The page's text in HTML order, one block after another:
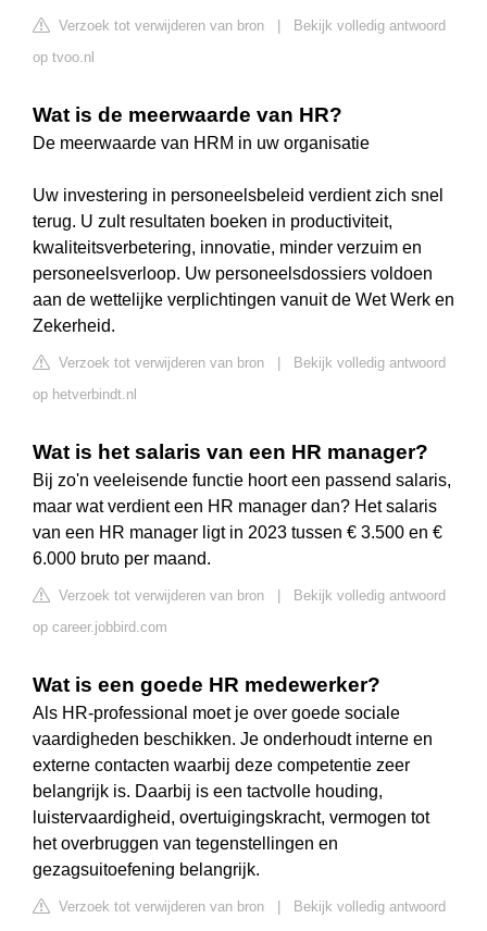
Verzoek tot verwijderen van bron
Bekijk volledig antwoord
op tvoo.nl
Wat is de meerwaarde van HR?
De meerwaarde van HRM in uw organisatie
Uw investering in personeelsbeleid verdient zich snel
terug. U zult resultaten boeken in productiviteit,
kwaliteitsverbetering, innovatie, minder verzuim en
personeelsverloop. Uw personeelsdossiers voldoen
aan de wettelijke verplichtingen vanuit de Wet Werk en
Zekerheid.
Verzoek tot verwijderen van bron
Bekijk volledig antwoord
op hetverbindt.nl
Wat is het salaris van een HR manager?
Bij zo'n veeleisende functie hoort een passend salaris,
maar wat verdient een HR manager dan? Het salaris
van een HR manager ligt in 2023 tussen € 3.500 en €
6.000 bruto per maand.
Verzoek tot verwijderen van bron
Bekijk volledig antwoord
op career.jobbird.com
Wat is een goede HR medewerker?
Als HR-professional moet je over goede sociale
vaardigheden beschikken. Je onderhoudt interne en
externe contacten waarbij deze competentie zeer
belangrijk is. Daarbij is een tactvolle houding,
luistervaardigheid, overtuigingskracht, vermogen tot
het overbruggen van tegenstellingen en
gezagsuitoefening belangrijk.
Verzoek tot verwijderen van bron
Bekijk volledig antwoord